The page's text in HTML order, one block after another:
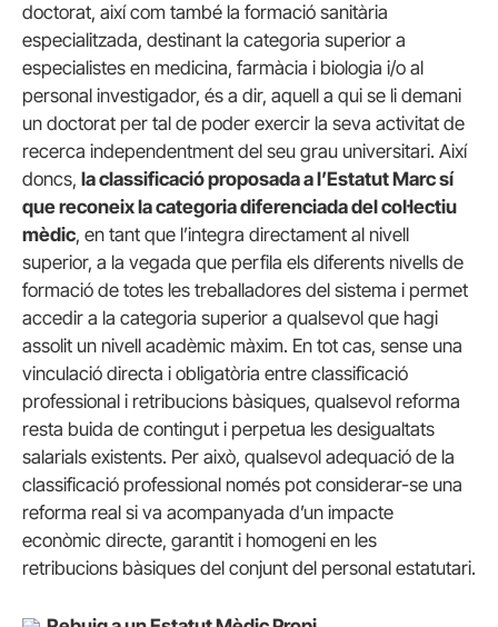
doctorat, així com també la formació sanitària
especialitzada, destinant la categoria superior a
especialistes en medicina, farmàcia i biologia i/o al
personal investigador, és a dir, aquell a qui se li demani
un doctorat per tal de poder exercir la seva activitat de
recerca independentment del seu grau universitari. Així
doncs, la classificació proposada a l’Estatut Marc sí
que reconeix la categoria diferenciada del coŀlectiu
mèdic, en tant que l’integra directament al nivell
superior, a la vegada que perfila els diferents nivells de
formació de totes les treballadores del sistema i permet
accedir a la categoria superior a qualsevol que hagi
assolit un nivell acadèmic màxim. En tot cas, sense una
vinculació directa i obligatòria entre classificació
professional i retribucions bàsiques, qualsevol reforma
resta buida de contingut i perpetua les desigualtats
salarials existents. Per això, qualsevol adequació de la
classificació professional només pot considerar-se una
reforma real si va acompanyada d’un impacte
econòmic directe, garantit i homogeni en les
retribucions bàsiques del conjunt del personal estatutari.